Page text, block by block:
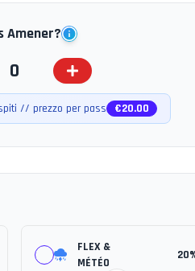
Amener?
0
// prezzo per pass €20.00
FLEX &
MÉTÉO